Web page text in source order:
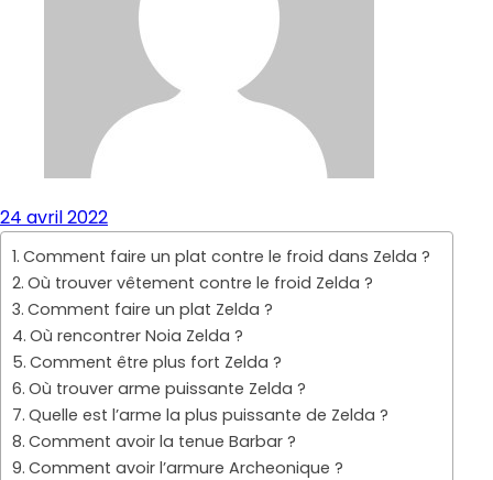
24 avril 2022
Comment faire un plat contre le froid dans Zelda ?
Où trouver vêtement contre le froid Zelda ?
Comment faire un plat Zelda ?
Où rencontrer Noia Zelda ?
Comment être plus fort Zelda ?
Où trouver arme puissante Zelda ?
Quelle est l’arme la plus puissante de Zelda ?
Comment avoir la tenue Barbar ?
Comment avoir l’armure Archeonique ?